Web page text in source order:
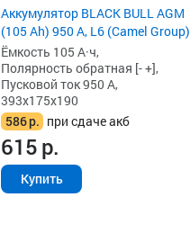
Аккумулятор BLACK BULL AGM
(105 Ah) 950 А, L6 (Camel Group)
Ёмкость 105 А·ч,
Полярность обратная [- +],
Пусковой ток 950 А,
393x175x190
586р. при сдаче акб
615р.
Купить